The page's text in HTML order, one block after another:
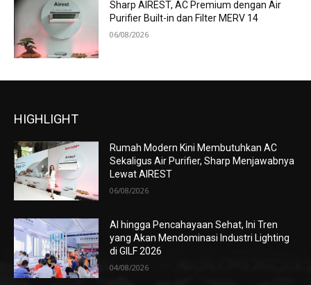
Sharp AIREST, AC Premium dengan Air
Purifier Built-in dan Filter MERV 14
06/08/2026
HIGHLIGHT
Rumah Modern Kini Membutuhkan AC
Sekaligus Air Purifier, Sharp Menjawabnya
Lewat AIREST
06/08/2026
AI hingga Pencahayaan Sehat, Ini Tren
yang Akan Mendominasi Industri Lighting
di GILF 2026
04/08/2026